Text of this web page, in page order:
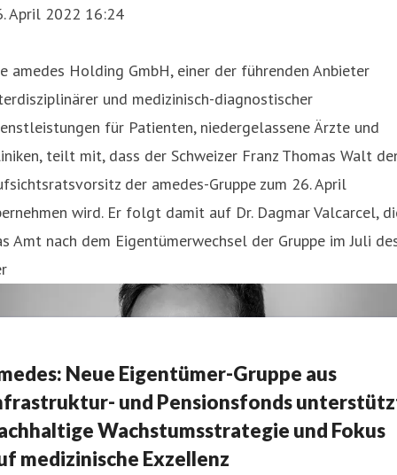
April 2022 16:24
amedes Holding GmbH, einer der führenden Anbieter
und medizinisch-diagnostischer
für Patienten, niedergelassene Ärzte und
teilt mit, dass der Schweizer Franz Thomas Walt
der amedes-Gruppe zum 26. April
wird. Er folgt damit auf Dr. Dagmar Valcarcel,
Amt nach dem Eigentümerwechsel der Gruppe im Juli
Neue Eigentümer-Gruppe aus
und Pensionsfonds
Wachstumsstrategie und Fokus
medizinische Exzellenz